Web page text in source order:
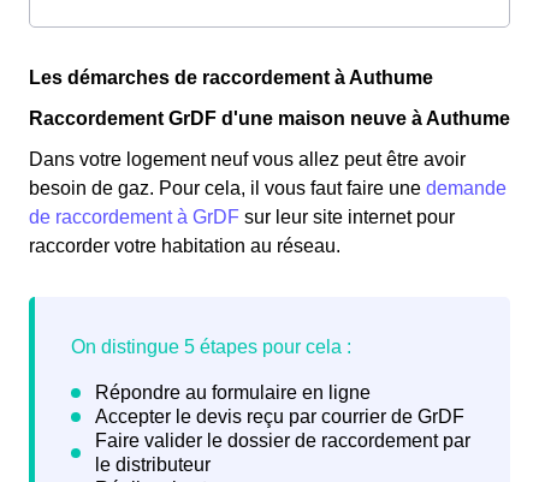
Les démarches de raccordement à Authume
Raccordement GrDF d'une maison neuve à Authume
Dans votre logement neuf vous allez peut être avoir
besoin de gaz. Pour cela, il vous faut faire une demande
de raccordement à GrDF sur leur site internet pour
raccorder votre habitation au réseau.